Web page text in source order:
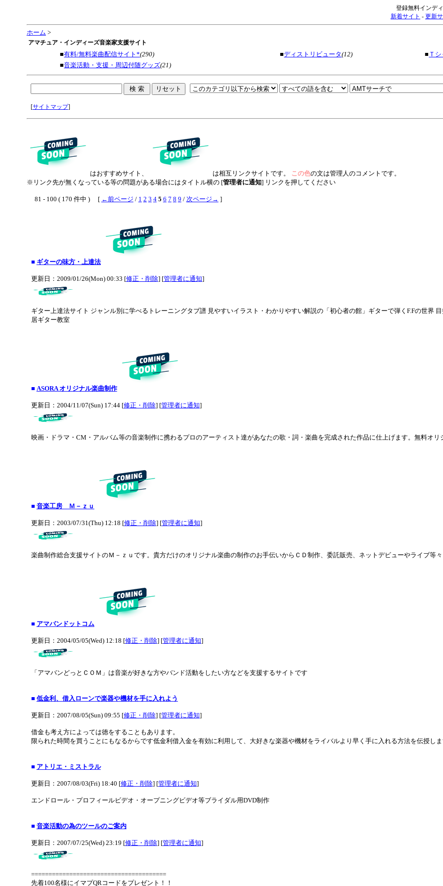
登録無料インデ
新着サイト - 更新
ホーム >
アマチュア・インディーズ音楽家支援サイト
■有料/無料楽曲配信サイト*(290) ■ディストリビュータ(12) ■ Ｔ
■音楽活動・支援・周辺付随グッズ(21)
[サイトマップ]
はおすすめサイト、 は相互リンクサイトです。 この色の文は管理人のコメントです。
※リンク先が無くなっている等の問題がある場合にはタイトル横の [管理者に通知] リンクを押してください
81 - 100 ( 170 件中 ) [ ←前ページ / 1 2 3 4 5 6 7 8 9 / 次ページ→ ]
■ ギターの味方・上達法
更新日：2009/01/26(Mon) 00:33 [修正・削除] [管理者に通知]
ギター上達法サイト ジャンル別に学べるトレーニングタブ譜 見やすいイラスト・わかりやすい解説の「初心者の館」ギターで弾くF.Fの世界
居ギター教室
■ ASORA オリジナル楽曲制作
更新日：2004/11/07(Sun) 17:44 [修正・削除] [管理者に通知]
映画・ドラマ・CM・アルバム等の音楽制作に携わるプロのアーティスト達があなたの歌・詞・楽曲を完成された作品に仕上げます。無料オリ
■ 音楽工房 Ｍ－ｚｕ
更新日：2003/07/31(Thu) 12:18 [修正・削除] [管理者に通知]
楽曲制作総合支援サイトのＭ－ｚｕです。貴方だけのオリジナル楽曲の制作のお手伝いからＣＤ制作、委託販売、ネットデビューやライブ等
■ アマバンドットコム
更新日：2004/05/05(Wed) 12:18 [修正・削除] [管理者に通知]
「アマバンどっとＣＯＭ」は音楽が好きな方やバンド活動をしたい方などを支援するサイトです
■ 低金利、借入ローンで楽器や機材を手に入れよう
更新日：2007/08/05(Sun) 09:55 [修正・削除] [管理者に通知]
借金も考え方によっては徳をすることもあります。
限られた時間を買うことにもなるからです低金利借入金を有効に利用して、大好きな楽器や機材をライバルより早く手に入れる方法を伝授し
■ アトリエ・ミストラル
更新日：2007/08/03(Fri) 18:40 [修正・削除] [管理者に通知]
エンドロール・プロフィールビデオ・オープニングビデオ等ブライダル用DVD制作
■ 音楽活動の為のツールのご案内
更新日：2007/07/25(Wed) 23:19 [修正・削除] [管理者に通知]
=======================================
先着100名様にイマプQRコードをプレゼント！！